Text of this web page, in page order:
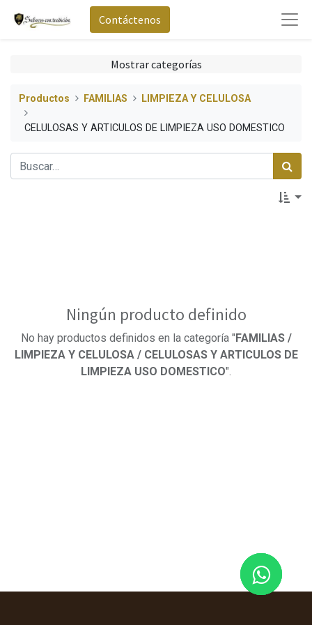
Contáctenos
Mostrar categorías
Productos FAMILIAS LIMPIEZA Y CELULOSA
CELULOSAS Y ARTICULOS DE LIMPIEZA USO DOMESTICO
Ningún producto definido
No hay productos definidos en la categoría " FAMILIAS /
LIMPIEZA Y CELULOSA / CELULOSAS Y ARTICULOS DE
LIMPIEZA USO DOMESTICO".